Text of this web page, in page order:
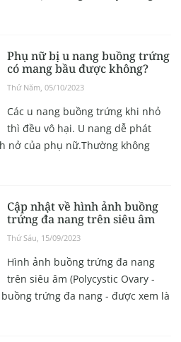
Phụ nữ bị u nang buồng trứng
có mang bầu được không?
Thứ Năm, 05/10/2023
Các u nang buồng trứng khi nhỏ
thì đều vô hại. U nang dễ phát
nở của phụ nữ.Thường không
Cập nhật về hình ảnh buồng
trứng đa nang trên siêu âm
Thứ Sáu, 15/09/2023
Hình ảnh buồng trứng đa nang
trên siêu âm (Polycystic Ovary -
trứng đa nang - được xem là